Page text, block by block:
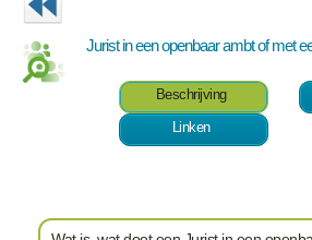
Jurist in een openbaar ambt of met
Beschrijving
Linken